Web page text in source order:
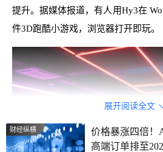
提升。据媒体报道，有人用Hy3在
件3D跑酷小游戏，浏览器打开即玩。
展开阅读全文
财经纵横
价格暴涨四倍！
高端订单排至